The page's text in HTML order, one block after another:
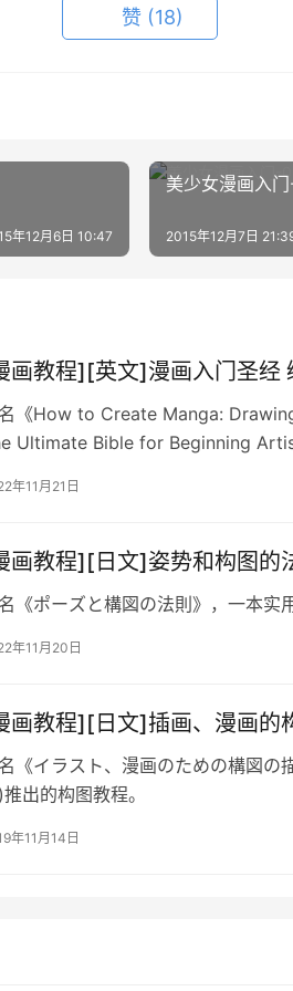
赞 (18)
年12月6日 10:47
美少女漫画入
2015年12月7日
画教程][英文]漫画入门圣经
《How to Create Manga:
Ultimate Bible for Beginning
年11月21日
画教程][日文]姿势和构图的
《ポーズと構図の法則》，一本实
年11月20日
画教程][日文]插画、漫画的
《イラスト、漫画のための構図の
出的构图教程。
年11月14日